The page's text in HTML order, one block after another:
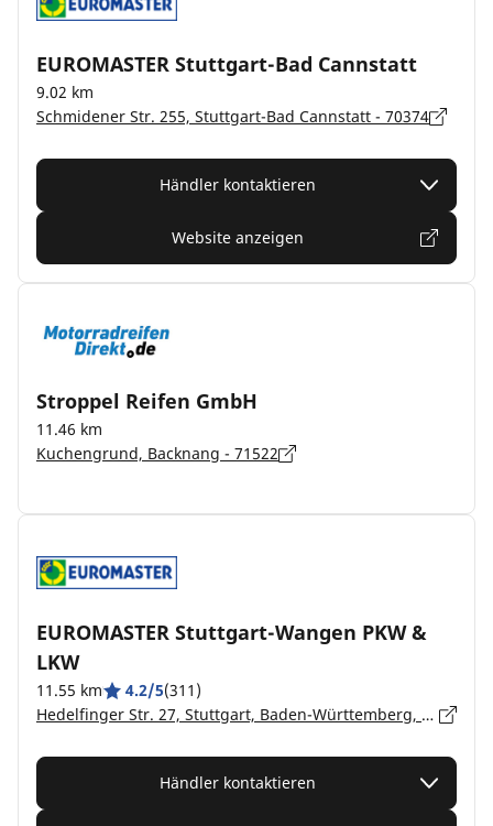
EUROMASTER Stuttgart-Bad Cannstatt
9.02 km
Schmidener Str. 255, Stuttgart-Bad Cannstatt - 70374
Händler kontaktieren
Website anzeigen
Stroppel Reifen GmbH
11.46 km
Kuchengrund, Backnang - 71522
EUROMASTER Stuttgart-Wangen PKW &
LKW
11.55 km 4.2/5(311)
Hedelfinger Str. 27, Stuttgart, Baden-Württemberg, Stuttgart-Wangen - 70327
Händler kontaktieren